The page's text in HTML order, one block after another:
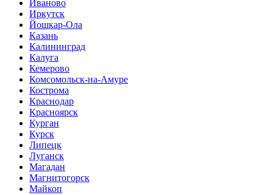
Иваново
Иркутск
Йошкар-Ола
Казань
Калининград
Калуга
Кемерово
Комсомольск-на-Амуре
Кострома
Краснодар
Красноярск
Курган
Курск
Липецк
Луганск
Магадан
Магнитогорск
Майкоп